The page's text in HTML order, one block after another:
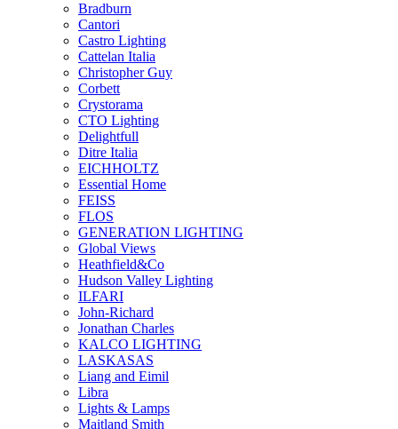
Bradburn
Cantori
Castro Lighting
Cattelan Italia
Christopher Guy
Corbett
Crystorama
CTO Lighting
Delightfull
Ditre Italia
EICHHOLTZ
Essential Home
FEISS
FLOS
GENERATION LIGHTING
Global Views
Heathfield&Co
Hudson Valley Lighting
ILFARI
John-Richard
Jonathan Charles
KALCO LIGHTING
LASKASAS
Liang and Eimil
Libra
Lights & Lamps
Maitland Smith